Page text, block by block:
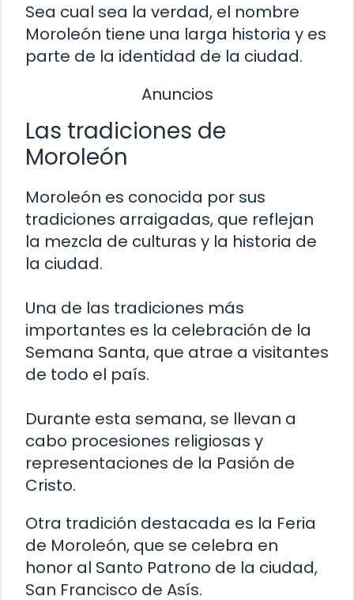
Sea cual sea la verdad, el nombre
Moroleón tiene una larga historia y es
parte de la identidad de la ciudad.
Anuncios
Las tradiciones de
Moroleón
Moroleón es conocida por sus
tradiciones arraigadas, que reflejan
la mezcla de culturas y la historia de
la ciudad.
Una de las tradiciones más
importantes es la celebración de la
Semana Santa, que atrae a visitantes
de todo el país.
Durante esta semana, se llevan a
cabo procesiones religiosas y
representaciones de la Pasión de
Cristo.
Otra tradición destacada es la Feria
de Moroleón, que se celebra en
honor al Santo Patrono de la ciudad,
San Francisco de Asís.